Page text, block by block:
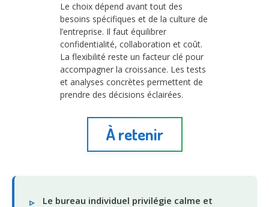
Le choix dépend avant tout des
besoins spécifiques et de la culture de
l’entreprise. Il faut équilibrer
confidentialité, collaboration et coût.
La flexibilité reste un facteur clé pour
accompagner la croissance. Les tests
et analyses concrètes permettent de
prendre des décisions éclairées.
À retenir
Le bureau individuel privilégie calme et